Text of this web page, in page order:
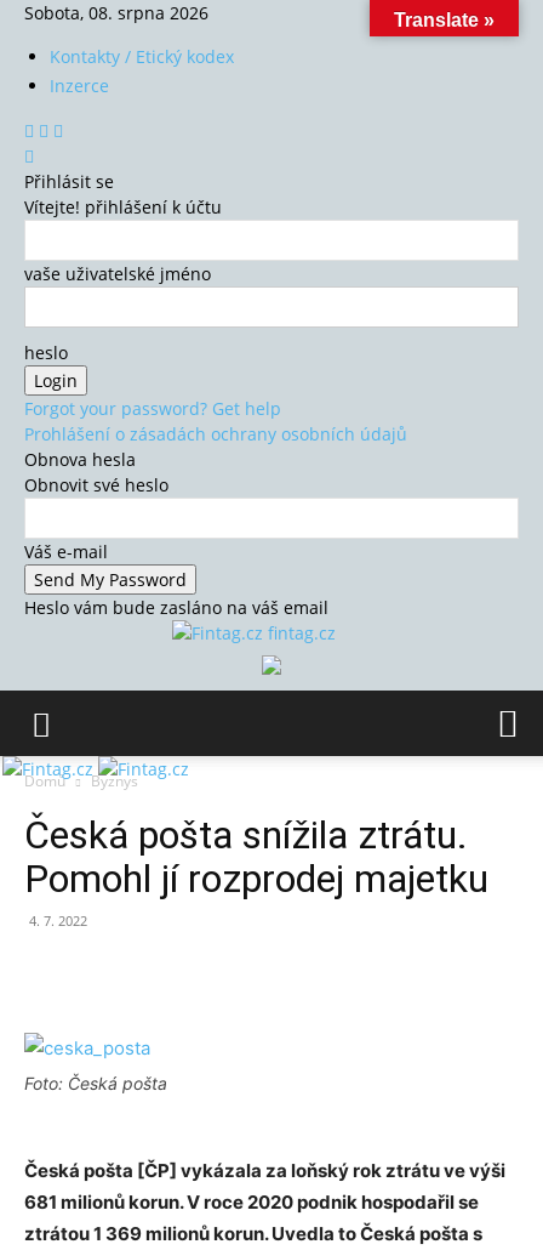
Sobota, 08. srpna 2026
Kontakty / Etický kodex
Inzerce
Přihlásit se
Vítejte! přihlášení k účtu
vaše uživatelské jméno
heslo
Forgot your password? Get help
Prohlášení o zásadách ochrany osobních údajů
Obnova hesla
Obnovit své heslo
Váš e-mail
Heslo vám bude zasláno na váš email
fintag.cz
Domů Byznys
Česká pošta snížila ztrátu.
Pomohl jí rozprodej majetku
4. 7. 2022
Foto: Česká pošta
Česká pošta [ČP] vykázala za loňský rok ztrátu ve výši
681 milionů korun. V roce 2020 podnik hospodařil se
ztrátou 1 369 milionů korun. Uvedla to Česká pošta s
Translate »